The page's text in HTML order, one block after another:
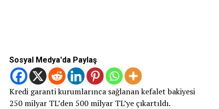
Sosyal Medya'da Paylaş
Kredi garanti kurumlarınca sağlanan kefalet bakiyesi
250 milyar TL’den 500 milyar TL’ye çıkartıldı.